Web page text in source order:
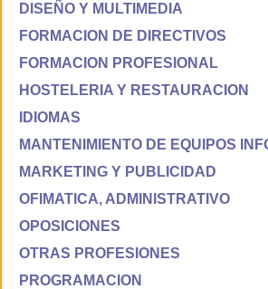
DISEÑO Y MULTIMEDIA
FORMACION DE DIRECTIVOS
FORMACION PROFESIONAL
HOSTELERIA Y RESTAURACION
IDIOMAS
MANTENIMIENTO DE EQUIPOS
MARKETING Y PUBLICIDAD
OFIMATICA, ADMINISTRATIVO
OPOSICIONES
OTRAS PROFESIONES
PROGRAMACION